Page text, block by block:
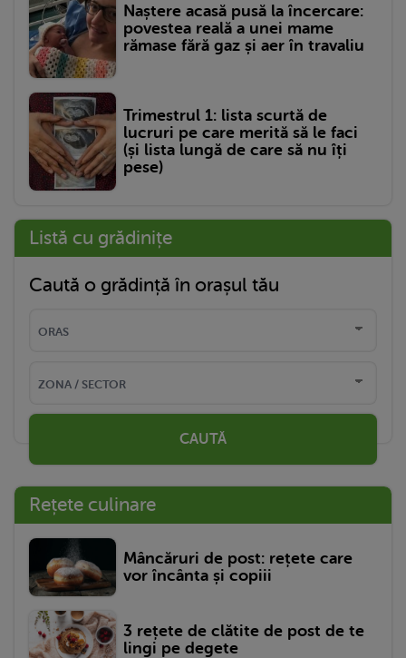
Naștere acasă pusă la încercare:
povestea reală a unei mame
rămase fără gaz și aer în travaliu
Trimestrul 1: lista scurtă de
lucruri pe care merită să le faci
(și lista lungă de care să nu îți
pese)
Listă cu grădinițe
Caută o grădință în orașul tău
CAUTĂ
Rețete culinare
Mâncăruri de post: rețete care
vor încânta și copiii
3 rețete de clătite de post de te
lingi pe degete